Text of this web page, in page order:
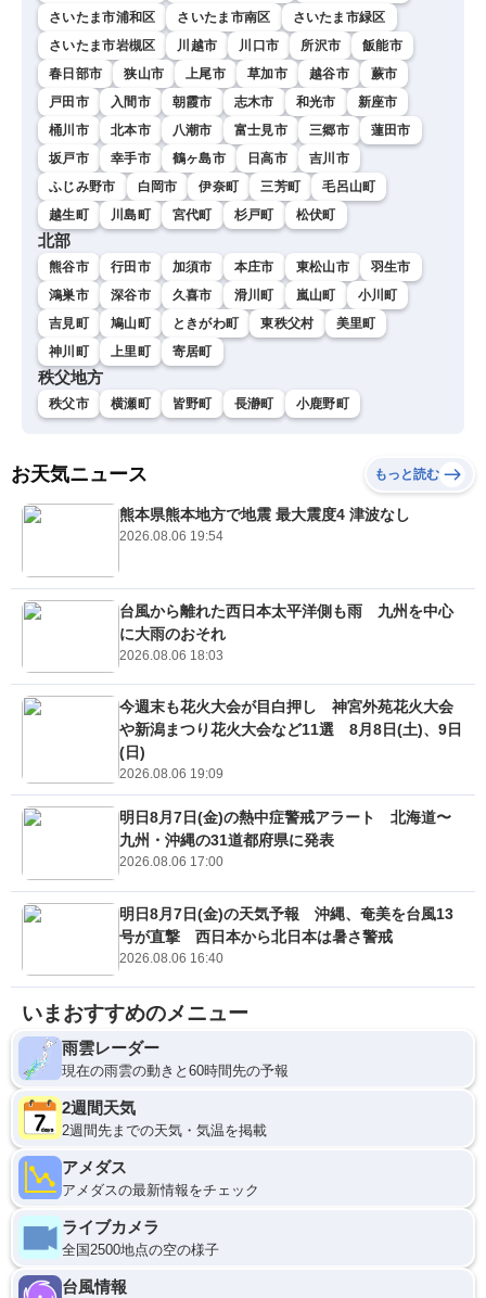
さいたま市浦和区 さいたま市南区
さいたま市緑区
さいたま市岩槻区
川越市 川口市 所沢市
飯能市
春日部市
狭山市 上尾市 草加市 越谷市
蕨市
戸田市
入間市 朝霞市 志木市 和光市
新座市
桶川市
北本市 八潮市 富士見市 三郷市
蓮田市
坂戸市
幸手市 鶴ヶ島市 日高市
吉川市
ふじみ野市
白岡市 伊奈町 三芳町
毛呂山町
越生町
川島町 宮代町 杉戸町 松伏町
北部
熊谷市 行田市 加須市 本庄市 東松山市
羽生市
鴻巣市
深谷市 久喜市 滑川町 嵐山町
小川町
吉見町
鳩山町 ときがわ町 東秩父村
美里町
神川町
上里町 寄居町
秩父地方
秩父市 横瀬町 皆野町 長瀞町 小鹿野町
お天気ニュース もっと読む
熊本県熊本地方で地震 最大震度4 津波なし
2026.08.06 19:54
台風から離れた西日本太平洋側も雨 九州を中心
に大雨のおそれ
2026.08.06 18:03
今週末も花火大会が目白押し 神宮外苑花火大会
や新潟まつり花火大会など11選 8月8日(土)、9日
(日)
2026.08.06 19:09
明日8月7日(金)の熱中症警戒アラート 北海道〜
九州・沖縄の31道都府県に発表
2026.08.06 17:00
明日8月7日(金)の天気予報 沖縄、奄美を台風13
号が直撃 西日本から北日本は暑さ警戒
2026.08.06 16:40
いまおすすめのメニュー
雨雲レーダー
現在の雨雲の動きと60時間先の予報
2週間天気
2週間先までの天気・気温を掲載
アメダス
アメダスの最新情報をチェック
ライブカメラ
全国2500地点の空の様子
台風情報